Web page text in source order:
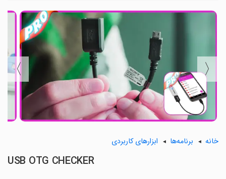
〈
〉
خانه برنامه‌ها ابزارهای کاربردی
USB OTG CHECKER